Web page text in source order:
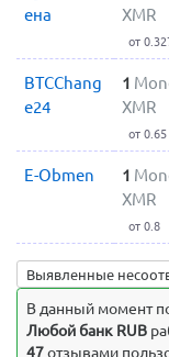
ена
XMR
от
BTCChang
e24
1
XMR
от 0.65
E-Obmen 1
XMR
от 0.8
Выявленные
В данный момент
Любой банк RUB
47отзывами